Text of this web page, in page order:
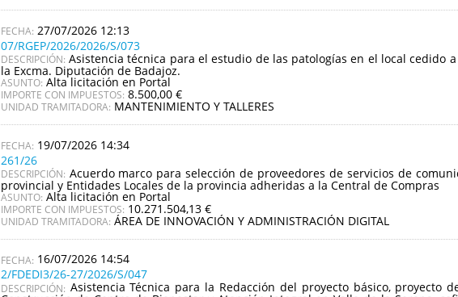
27/07/2026 12:13
07/RGEP/2026/2026/S/073
DESCRIPCIÓN: Asistencia técnica para el estudio de las patologías en el local
la Excma. Diputación de Badajoz.
ASUNTO: Alta licitación en Portal
IMPORTE CON IMPUESTOS: 8.500,00 €
UNIDAD TRAMITADORA: MANTENIMIENTO Y TALLERES
19/07/2026 14:34
261/26
DESCRIPCIÓN: Acuerdo marco para selección de proveedores de servicios de
provincial y Entidades Locales de la provincia adheridas a la Central de Compras
ASUNTO: Alta licitación en Portal
IMPORTE CON IMPUESTOS: 10.271.504,13 €
UNIDAD TRAMITADORA: ÁREA DE INNOVACIÓN Y ADMINISTRACIÓN DIGITAL
16/07/2026 14:54
2/FDEDI3/26-27/2026/S/047
DESCRIPCIÓN: Asistencia Técnica para la Redacción del proyecto básico,